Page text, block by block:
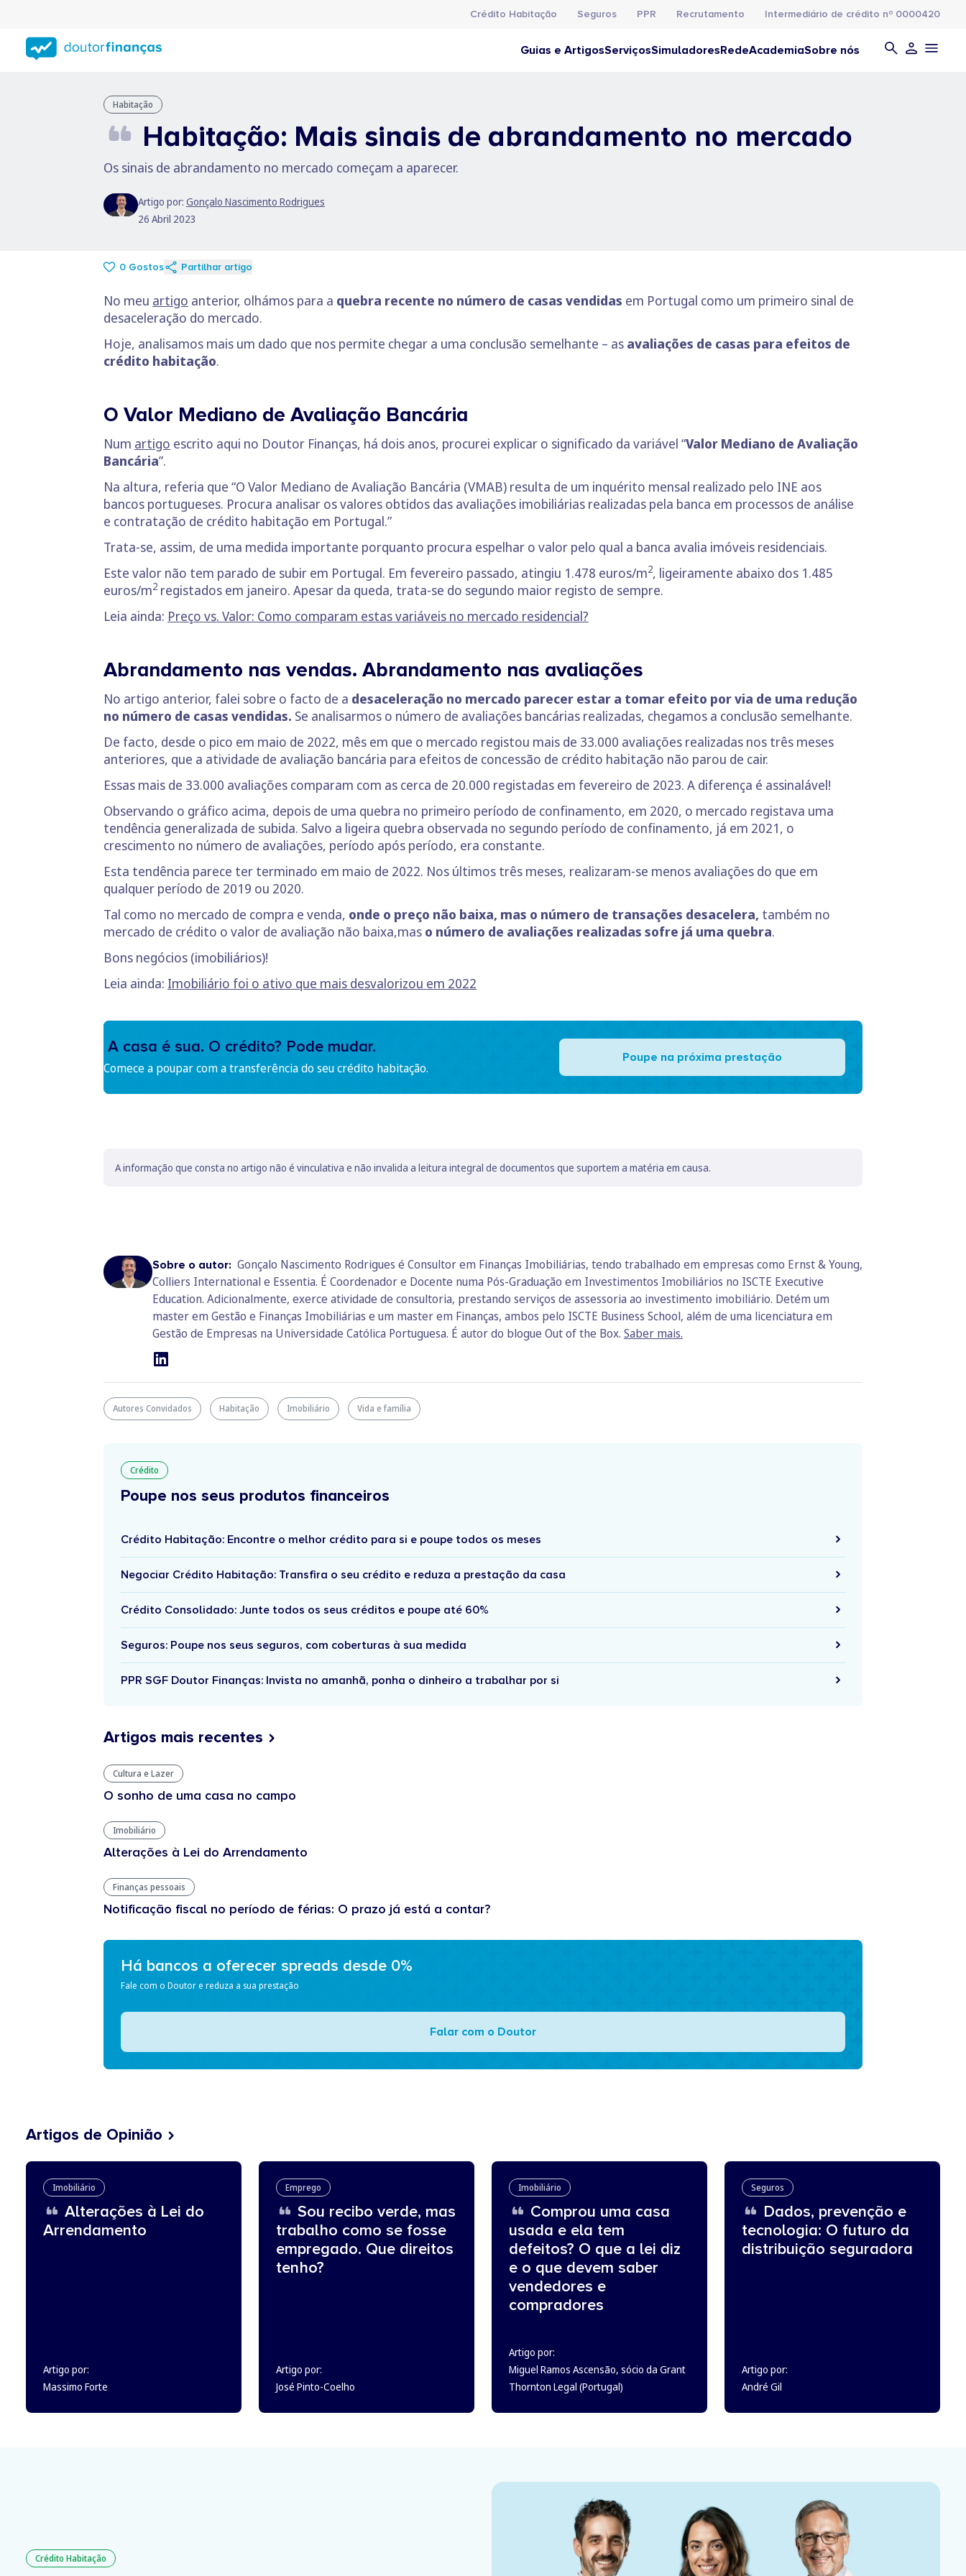
conteúdo
principal
Crédito Habitação Seguros PPR Recrutamento Intermediário de crédito nº 0000420
Guias e ArtigosServiçosSimuladoresRedeAcademiaSobre nós
Habitação
Habitação: Mais sinais de abrandamento no mercado
Os sinais de abrandamento no mercado começam a aparecer.
Artigo por: Gonçalo Nascimento Rodrigues
26 Abril 2023
0 Gostos Partilhar artigo
No meu artigo anterior, olhámos para a quebra recente no número de casas vendidas em Portugal como um primeiro sinal de
desaceleração do mercado.
Hoje, analisamos mais um dado que nos permite chegar a uma conclusão semelhante – as avaliações de casas para efeitos de
crédito habitação.
O Valor Mediano de Avaliação Bancária
Num artigo escrito aqui no Doutor Finanças, há dois anos, procurei explicar o significado da variável “Valor Mediano de Avaliação
Bancária”.
Na altura, referia que “O Valor Mediano de Avaliação Bancária (VMAB) resulta de um inquérito mensal realizado pelo INE aos
bancos portugueses. Procura analisar os valores obtidos das avaliações imobiliárias realizadas pela banca em processos de análise
e contratação de crédito habitação em Portugal.”
Trata-se, assim, de uma medida importante porquanto procura espelhar o valor pelo qual a banca avalia imóveis residenciais.
Este valor não tem parado de subir em Portugal. Em fevereiro passado, atingiu 1.478 euros/m2, ligeiramente abaixo dos 1.485
euros/m2 registados em janeiro. Apesar da queda, trata-se do segundo maior registo de sempre.
Leia ainda: Preço vs. Valor: Como comparam estas variáveis no mercado residencial?
Abrandamento nas vendas. Abrandamento nas avaliações
No artigo anterior, falei sobre o facto de a desaceleração no mercado parecer estar a tomar efeito por via de uma redução
no número de casas vendidas. Se analisarmos o número de avaliações bancárias realizadas, chegamos a conclusão semelhante.
De facto, desde o pico em maio de 2022, mês em que o mercado registou mais de 33.000 avaliações realizadas nos três meses
anteriores, que a atividade de avaliação bancária para efeitos de concessão de crédito habitação não parou de cair.
Essas mais de 33.000 avaliações comparam com as cerca de 20.000 registadas em fevereiro de 2023. A diferença é assinalável!
Observando o gráfico acima, depois de uma quebra no primeiro período de confinamento, em 2020, o mercado registava uma
tendência generalizada de subida. Salvo a ligeira quebra observada no segundo período de confinamento, já em 2021, o
crescimento no número de avaliações, período após período, era constante.
Esta tendência parece ter terminado em maio de 2022. Nos últimos três meses, realizaram-se menos avaliações do que em
qualquer período de 2019 ou 2020.
Tal como no mercado de compra e venda, onde o preço não baixa, mas o número de transações desacelera, também no
mercado de crédito o valor de avaliação não baixa,mas o número de avaliações realizadas sofre já uma quebra.
Bons negócios (imobiliários)!
Leia ainda: Imobiliário foi o ativo que mais desvalorizou em 2022
A casa é sua. O crédito? Pode mudar.
Comece a poupar com a transferência do seu crédito habitação.
Poupe na próxima prestação
A informação que consta no artigo não é vinculativa e não invalida a leitura integral de documentos que suportem a matéria em causa.
Sobre o autor: Gonçalo Nascimento Rodrigues é Consultor em Finanças Imobiliárias, tendo trabalhado em empresas como Ernst & Young,
Colliers International e Essentia. É Coordenador e Docente numa Pós-Graduação em Investimentos Imobiliários no ISCTE Executive
Education. Adicionalmente, exerce atividade de consultoria, prestando serviços de assessoria ao investimento imobiliário. Detém um
master em Gestão e Finanças Imobiliárias e um master em Finanças, ambos pelo ISCTE Business School, além de uma licenciatura em
Gestão de Empresas na Universidade Católica Portuguesa. É autor do blogue Out of the Box. Saber mais.
Autores Convidados Habitação Imobiliário Vida e família
Crédito
Poupe nos seus produtos financeiros
Crédito Habitação: Encontre o melhor crédito para si e poupe todos os meses
Negociar Crédito Habitação: Transfira o seu crédito e reduza a prestação da casa
Crédito Consolidado: Junte todos os seus créditos e poupe até 60%
Seguros: Poupe nos seus seguros, com coberturas à sua medida
PPR SGF Doutor Finanças: Invista no amanhã, ponha o dinheiro a trabalhar por si
Artigos mais recentes
Cultura e Lazer
O sonho de uma casa no campo
Imobiliário
Alterações à Lei do Arrendamento
Finanças pessoais
Notificação fiscal no período de férias: O prazo já está a contar?
Há bancos a oferecer spreads desde 0%
Fale com o Doutor e reduza a sua prestação
Falar com o Doutor
Artigos de Opinião
Imobiliário
Alterações à Lei do
Arrendamento
Artigo por:
Massimo Forte
Emprego
Sou recibo verde, mas
trabalho como se fosse
empregado. Que direitos
tenho?
Artigo por:
José Pinto-Coelho
Imobiliário
Comprou uma casa
usada e ela tem
defeitos? O que a lei diz
e o que devem saber
vendedores e
compradores
Artigo por:
Miguel Ramos Ascensão, sócio da Grant
Thornton Legal (Portugal)
Seguros
Dados, prevenção e
tecnologia: O futuro da
distribuição seguradora
Artigo por:
André Gil
Crédito Habitação